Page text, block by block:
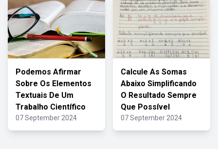
Podemos Afirmar
Sobre Os Elementos
Textuais De Um
Trabalho Científico
07 September 2024
Calcule As Somas
Abaixo Simplificando
O Resultado Sempre
Que Possível
07 September 2024